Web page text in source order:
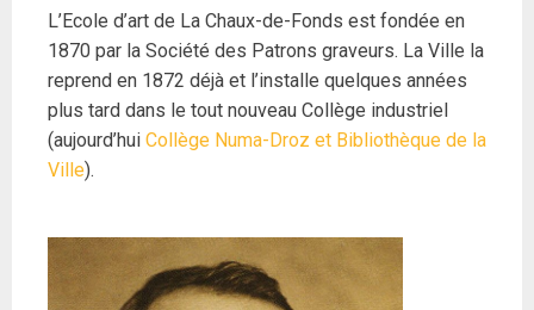
L’Ecole d’art de La Chaux-de-Fonds est fondée en
1870 par la Société des Patrons graveurs. La Ville la
reprend en 1872 déjà et l’installe quelques années
plus tard dans le tout nouveau Collège industriel
(aujourd’hui Collège Numa-Droz et Bibliothèque de la
Ville).